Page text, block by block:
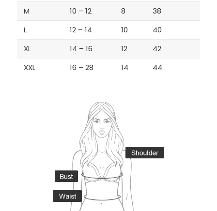
M
10 – 12 8
38
L
12 – 14 10
40
XL
14 – 16 12
42
XXL
16 – 28 14 44